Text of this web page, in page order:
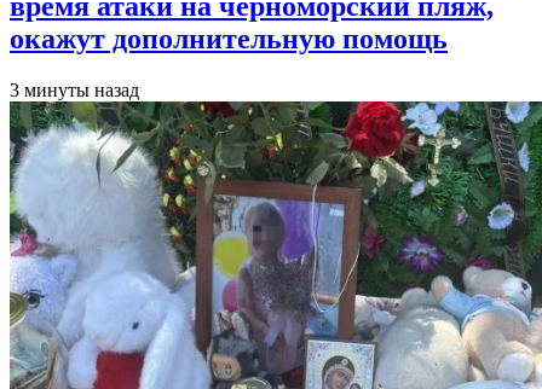
окажут дополнительную помощь
3 минуты назад